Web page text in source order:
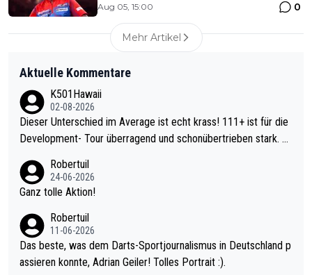
Aug 05, 15:00 0
Mehr Artikel
Aktuelle Kommentare
K501Hawaii
02-08-2026
Dieser Unterschied im Average ist echt krass! 111+ ist für die
Development- Tour überragend und schonübertrieben stark. U
mal 40+ erst recht. Da gewinnst keinen Blumentopf - ist ja noc
h krasser wie ein Pokalspiel eines Kreisligisten vs einem Bund
Robertuil
24-06-2026
Ganz tolle Aktion!
Robertuil
11-06-2026
Das beste, was dem Darts-Sportjournalismus in Deutschland p
assieren konnte, Adrian Geiler! Tolles Portrait :).